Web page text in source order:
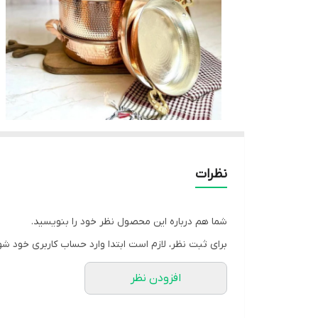
نظرات
شما هم درباره این محصول نظر خود را بنویسید.
برای ثبت نظر، لازم است ابتدا وارد حساب کاربری خود
افزودن نظر